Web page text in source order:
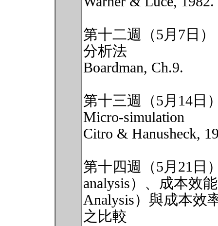
第十二週（5月7日
分析法
Boardman, Ch.9.
第十三週（5月14日
Micro-simulation
Citro & Hanusheck,
第十四週（5月21日
analysis）、成本效
Analysis）與成本效
之比較